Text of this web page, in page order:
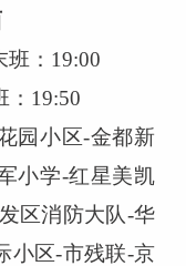
班：19:00
：19:50
园小区-金都新
小学-红星美凯
区消防大队-华
小区-市残联-京